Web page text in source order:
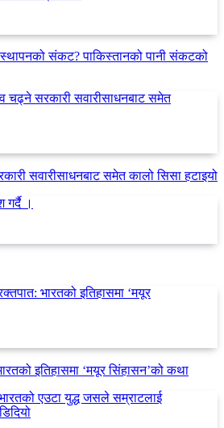
संकट? पाकिस्तानको पानी संकटको
सवारीसाधनबाट समेत कालो सिसा हटाइयो
इतिहासमा ‘मयूर सिंहासन’को कथा